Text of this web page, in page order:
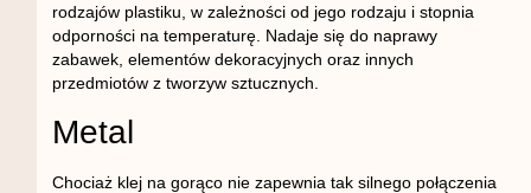
rodzajów plastiku, w zależności od jego rodzaju i stopnia
odporności na temperaturę. Nadaje się do naprawy
zabawek, elementów dekoracyjnych oraz innych
przedmiotów z tworzyw sztucznych.
Metal
Chociaż klej na gorąco nie zapewnia tak silnego połączenia